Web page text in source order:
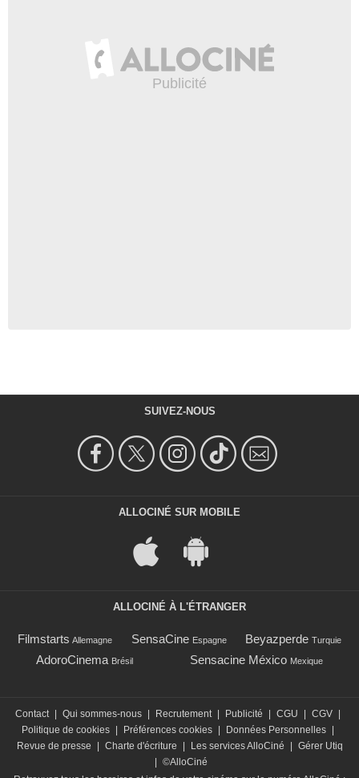
SUIVEZ-NOUS
ALLOCINÉ SUR MOBILE
ALLOCINÉ À L'ÉTRANGER
Filmstarts Allemagne SensaCine Espagne Beyazperde Turquie
AdoroCinema Brésil Sensacine México Mexique
Contact Qui sommes-nous Recrutement Publicité CGU CGV
Politique de cookies
Préférences cookies Données Personnelles
Revue de presse
Charte d'écriture Les services AlloCiné
Gérer Utiq
©AlloCiné